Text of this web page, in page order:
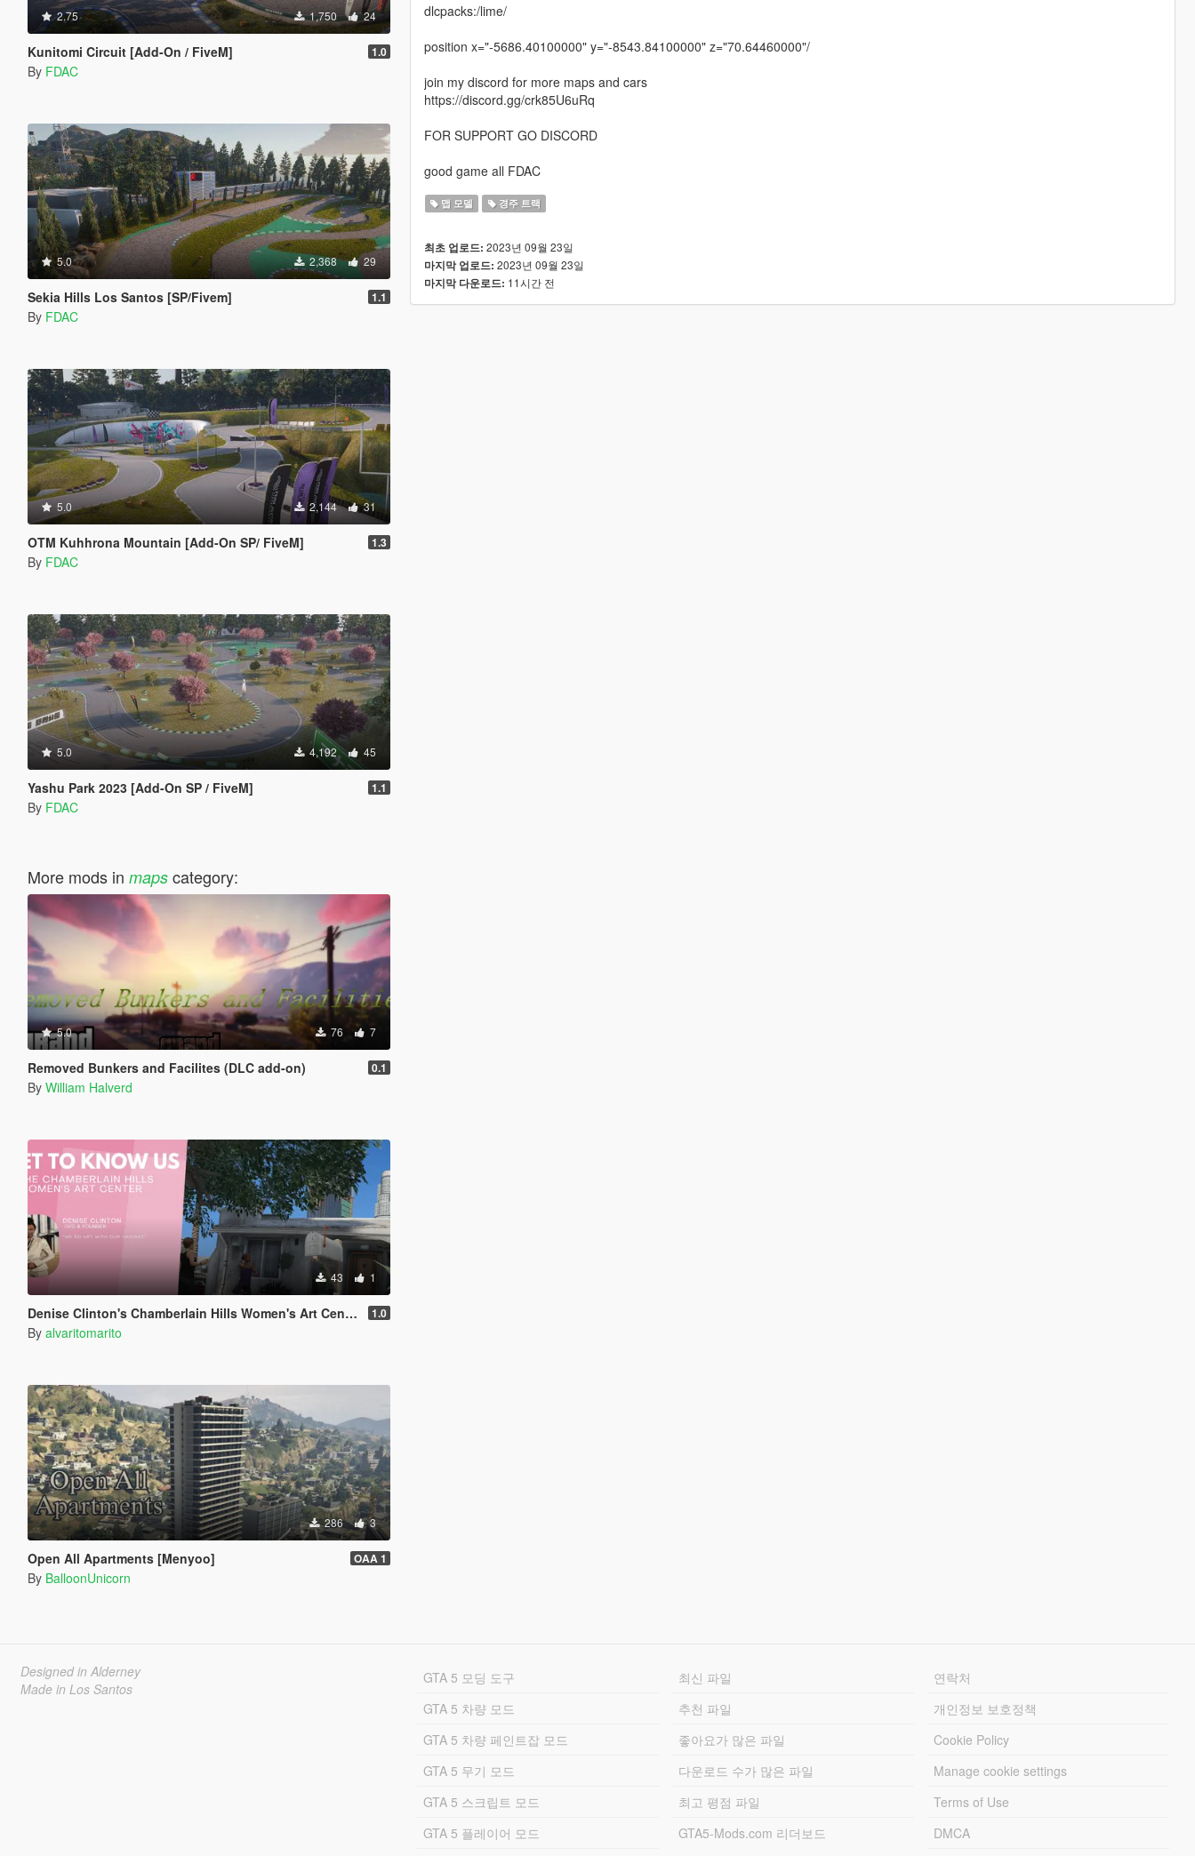
2.75 1,750 24
Kunitomi Circuit [Add-On / FiveM] 1.0
By FDAC
5.0 2,368 29
Sekia Hills Los Santos [SP/Fivem] 1.1
By FDAC
5.0 2,144 31
OTM Kuhhrona Mountain [Add-On SP/ FiveM] 1.3
By FDAC
5.0 4,192 45
Yashu Park 2023 [Add-On SP / FiveM] 1.1
By FDAC
More mods in mapscategory:
5.0 76 7
Removed Bunkers and Facilites (DLC add-on) 0.1
By William Halverd
43 1
Denise Clinton's Chamberlain Hills Women's Art Center 1.0
By alvaritomarito
286 3
Open All Apartments [Menyoo] OAA 1
By BalloonUnicorn
dlcpacks:/lime/
position x="-5686.40100000" y="-8543.84100000" z="70.64460000"/
join my discord for more maps and cars
https://discord.gg/crk85U6uRq
FOR SUPPORT GO DISCORD
good game all FDAC
맵 모델 경주 트랙
최초 업로드: 2023년 09월 23일
마지막 업로드: 2023년 09월 23일
마지막 다운로드: 11시간 전
Designed in Alderney
Made in Los Santos
GTA 5 모딩 도구
GTA 5 차량 모드
GTA 5 차량 페인트잡 모드
GTA 5 무기 모드
GTA 5 스크립트 모드
GTA 5 플레이어 모드
최신 파일
추천 파일
좋아요가 많은 파일
다운로드 수가 많은 파일
최고 평점 파일
GTA5-Mods.com 리더보드
연락처
개인정보 보호정책
Cookie Policy
Manage cookie settings
Terms of Use
DMCA